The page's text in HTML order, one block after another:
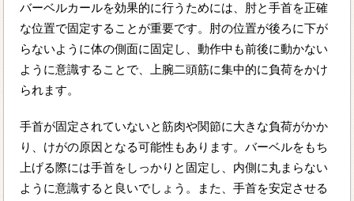
バーベルカールを効果的に行うためには、肘と手首を正確
な位置で固定することが重要です。肘の位置が後ろに下が
らないように体の側面に固定し、動作中も前後に動かない
ように意識することで、上腕二頭筋に集中的に負荷をかけ
られます。
手首が固定されていないと筋肉や関節に大きな負荷がかか
り、けがの原因となる可能性もあります。バーベルをもち
上げる際には手首をしっかりと固定し、内側に丸まらない
ように意識すると良いでしょう。また、手首を安定させる